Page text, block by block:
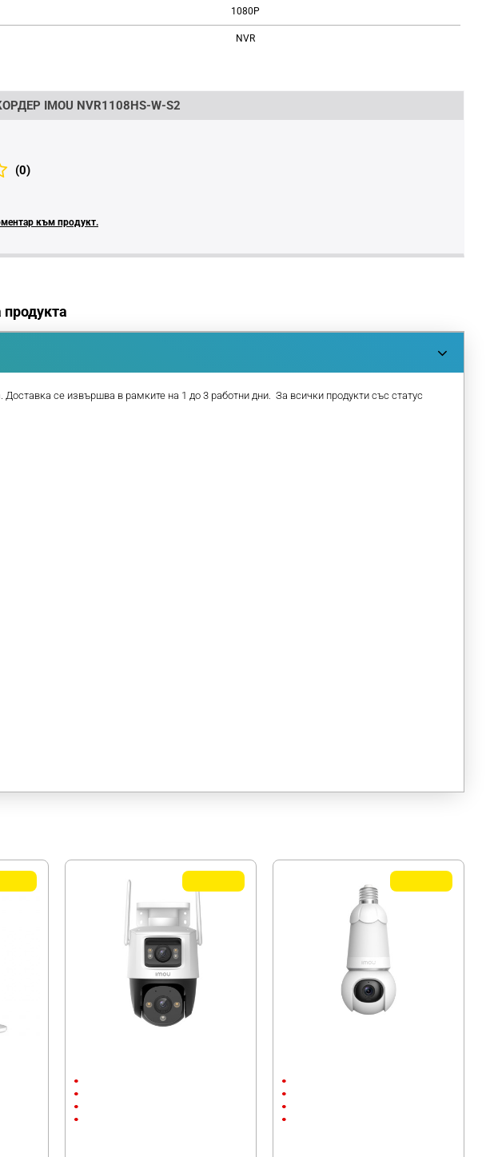
1080P
NVR
IMOU NVR1108HS-W-S2
(0)
към продукт.
се извършва в рамките на 1 до 3 работни дни. За всички продукти със статус